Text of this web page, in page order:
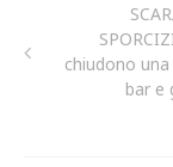
chiudono
bar e